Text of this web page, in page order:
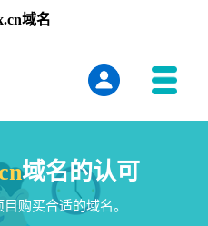
域名
域名的认可
购买合适的域名。